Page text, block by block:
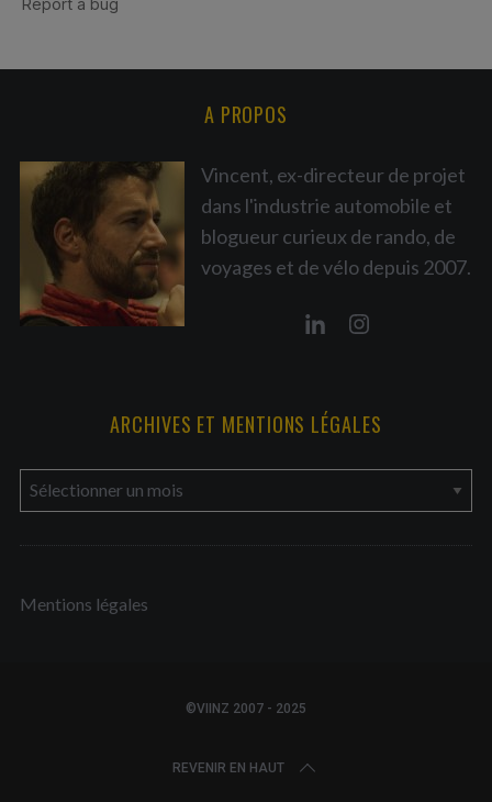
A PROPOS
Vincent, ex-directeur de projet
dans l'industrie automobile et
blogueur curieux de rando, de
voyages et de vélo depuis 2007.
ARCHIVES ET MENTIONS LÉGALES
r
c
iMentions légales
©VIINZ 2007 - 2025
REVENIR EN HAUT